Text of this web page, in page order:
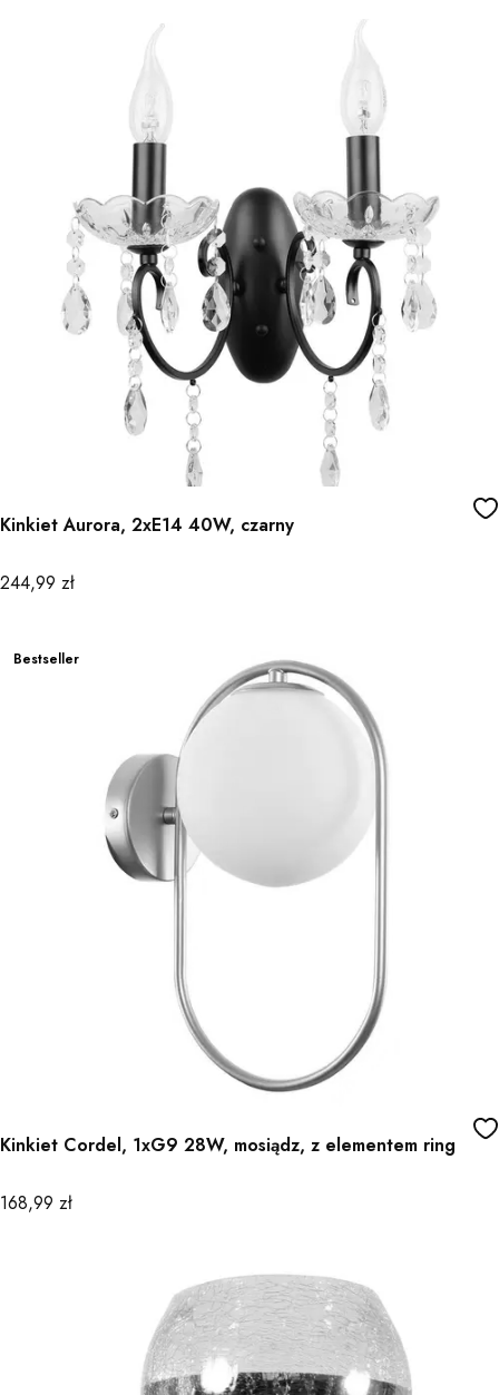
Kinkiet Aurora, 2xE14 40W, czarny
Cena
244,99 zł
Bestseller
Kinkiet Cordel, 1xG9 28W, mosiądz, z elementem ring
Cena
168,99 zł